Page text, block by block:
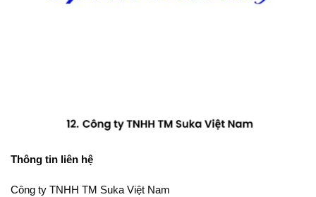
Thông tin liên hệ
Công ty TNHH TM Suka Việt Nam